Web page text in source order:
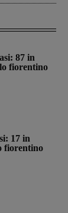
87 in
fiorentino
17 in
fiorentino